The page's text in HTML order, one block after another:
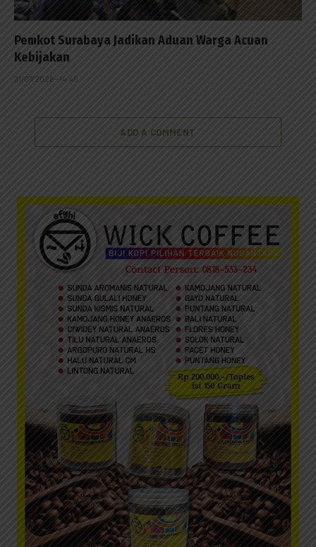
Pemkot Surabaya Jadikan Aduan Warga Acuan
Kebijakan
31/07/2026 - 14:45
ADD A COMMENT